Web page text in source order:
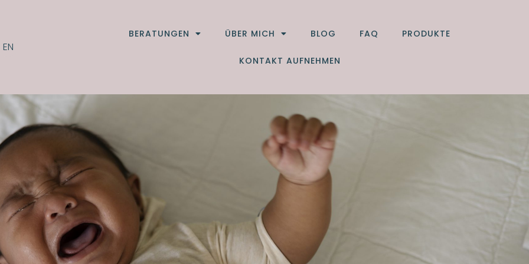
EN
BERATUNGEN ÜBER MICH BLOG FAQ PRODUKTE
KONTAKT AUFNEHMEN